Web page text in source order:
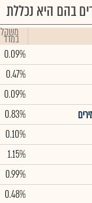
בהם היא נכללת
משקל
במדד
0.09%
0.47%
0.09%
0.83%
0.10%
1.15%
0.99%
0.48%